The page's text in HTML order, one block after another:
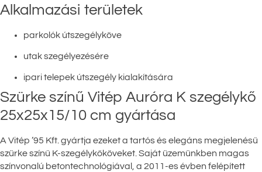
Alkalmazási területek
parkolók útszegélyköve
utak szegélyezésére
ipari telepek útszegély kialakítására
Szürke színű Vitép Auróra K szegélykő
25x25x15/10 cm gyártása
A Vitép ’95 Kft. gyártja ezeket a tartós és elegáns megjelenésű
szürke színű K-szegélykőköveket. Saját üzemünkben magas
színvonalú betontechnológiával, a 2011-es évben felépített